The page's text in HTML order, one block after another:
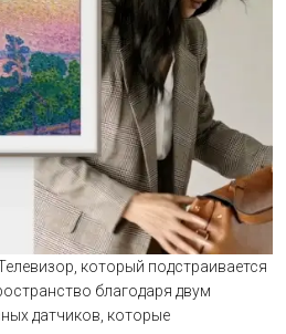
который подстраивается
благодаря двум
датчиков, которые